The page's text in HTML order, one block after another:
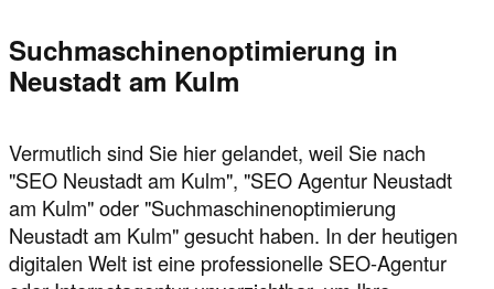
Suchmaschinenoptimierung in
Neustadt am Kulm
Vermutlich sind Sie hier gelandet, weil Sie nach
"SEO Neustadt am Kulm", "SEO Agentur Neustadt
am Kulm" oder "Suchmaschinenoptimierung
Neustadt am Kulm" gesucht haben. In der heutigen
digitalen Welt ist eine professionelle SEO-Agentur